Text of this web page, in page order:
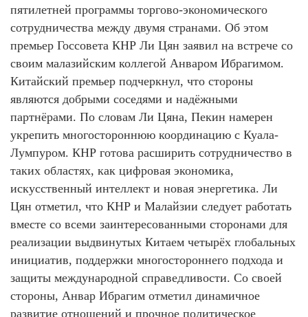
пятилетней программы торгово-экономического
сотрудничества между двумя странами. Об этом
премьер Госсовета КНР Ли Цян заявил на встрече со
своим малазийским коллегой Анваром Ибрагимом.
Китайский премьер подчеркнул, что стороны
являются добрыми соседями и надёжными
партнёрами. По словам Ли Цяна, Пекин намерен
укрепить многостороннюю координацию с Куала-
Лумпуром. КНР готова расширить сотрудничество в
таких областях, как цифровая экономика,
искусственный интеллект и новая энергетика. Ли
Цян отметил, что КНР и Малайзии следует работать
вместе со всеми заинтересованными сторонами для
реализации выдвинутых Китаем четырёх глобальных
инициатив, поддержки многостороннего подхода и
защиты международной справедливости. Со своей
стороны, Анвар Ибрагим отметил динамичное
развитие отношений и прочное политическое